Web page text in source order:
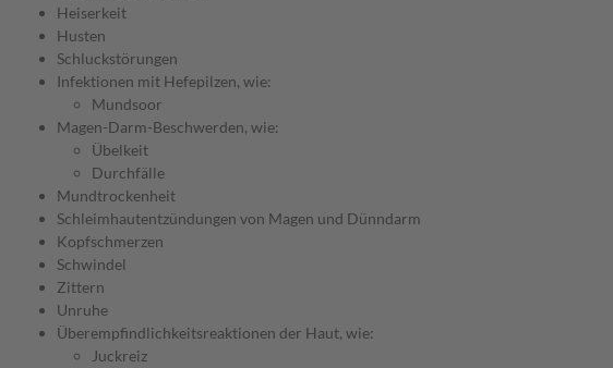
Heiserkeit
Husten
Schluckstörungen
Infektionen mit Hefepilzen, wie:
Mundsoor
Magen-Darm-Beschwerden, wie:
Übelkeit
Durchfälle
Mundtrockenheit
Schleimhautentzündungen von Magen und Dünndarm
Kopfschmerzen
Schwindel
Zittern
Unruhe
Überempfindlichkeitsreaktionen der Haut, wie:
Juckreiz